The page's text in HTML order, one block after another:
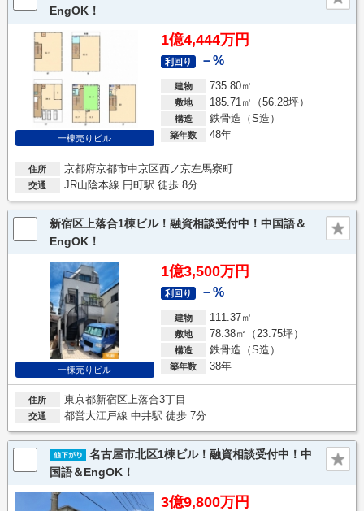
EngOK！
一棟売りビル
1億4,444万円
利回り －%
建物 735.80㎡
敷地 185.71㎡（56.28坪）
構造 鉄骨造（S造）
築年数 48年
住所 京都府京都市中京区西ノ京左馬寮町
交通 JR山陰本線 円町駅 徒歩 8分
新宿区上落合1棟ビル！融資相談受付中！中国語＆
EngOK！
一棟売りビル
1億3,500万円
利回り －%
建物 111.37㎡
敷地 78.38㎡（23.75坪）
構造 鉄骨造（S造）
築年数 38年
住所 東京都新宿区上落合3丁目
交通 都営大江戸線 中井駅 徒歩 7分
名古屋市北区1棟ビル！融資相談受付中！中
国語＆EngOK！
3億9,800万円